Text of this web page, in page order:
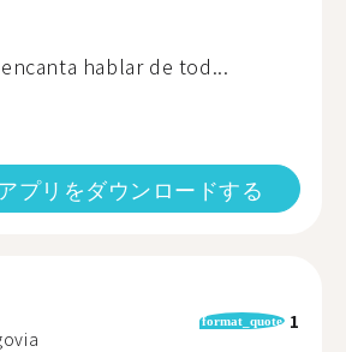
hablar de tod...
プリをダウンロードする
format_quote 1